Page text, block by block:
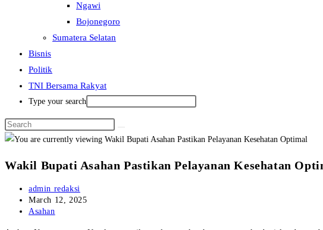
Ngawi
Bojonegoro
Sumatera Selatan
Bisnis
Politik
TNI Bersama Rakyat
Type your search
Wakil Bupati Asahan Pastikan Pelayanan Kesehatan
Post
author:
admin redaksi
Post
published:
March 12, 2025
Post
Asahan